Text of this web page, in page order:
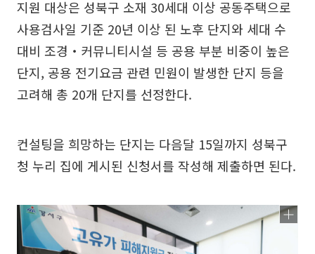
지원 대상은 성북구 소재 30세대 이상 공동주택으로
사용검사일 기준 20년 이상 된 노후 단지와 세대 수
대비 조경‧커뮤니티시설 등 공용 부분 비중이 높은
단지, 공용 전기요금 관련 민원이 발생한 단지 등을
고려해 총 20개 단지를 선정한다.
컨설팅을 희망하는 단지는 다음달 15일까지 성북구
청 누리 집에 게시된 신청서를 작성해 제출하면 된다.